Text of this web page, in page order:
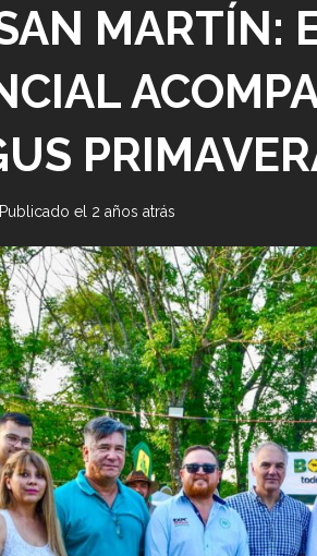
MARTÍN:
Publicado el 2 años atrás